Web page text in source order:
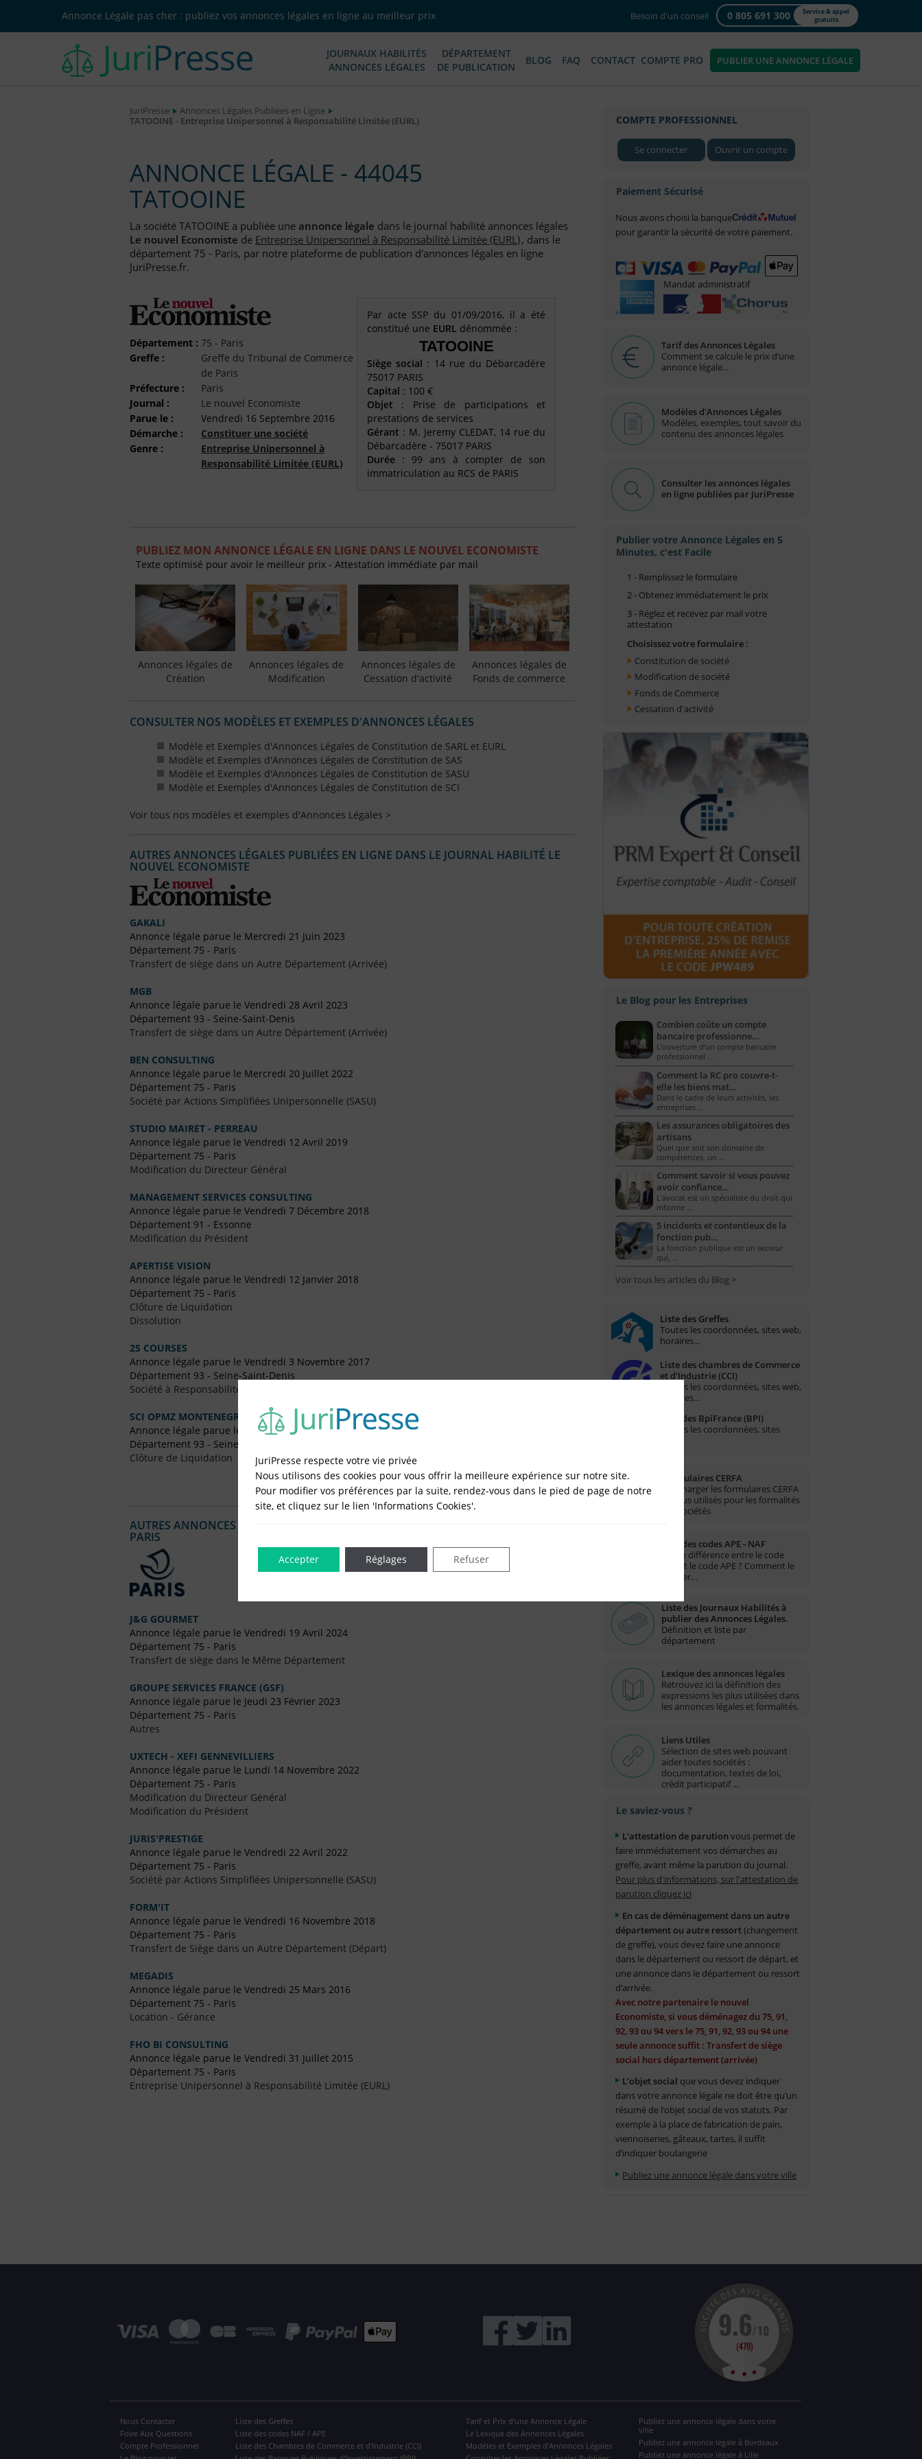
Annonce Légale pas cher : publiez vos annonces légales en ligne au meilleur prix Besoin d'un conseil 0 805 691 300
Service & appel
gratuits
JOURNAUX HABILITÉS
ANNONCES LÉGALES
DÉPARTEMENT
DE PUBLICATION
BLOG FAQ CONTACT COMPTE PRO PUBLIER UNE ANNONCE LÉGALE
JuriPresse
Annonces Légales Publiées en Ligne
TATOOINE - Entreprise Unipersonnel à Responsabilité Limitée (EURL)
ANNONCE LÉGALE - 44045
TATOOINE
La société TATOOINE a publiée une annonce légale dans le journal habilité annonces légales
Le nouvel Economiste de Entreprise Unipersonnel à Responsabilité Limitée (EURL), dans le
département 75 - Paris, par notre plateforme de publication d'annonces légales en ligne
JuriPresse.fr.
Département : 75 - Paris
Greffe :
Greffe du Tribunal de Commerce
de Paris
Préfecture :
Paris
Journal :
Le nouvel Economiste
Parue le :
Vendredi 16 Septembre 2016
Démarche :
Constituer une société
Genre :
Entreprise Unipersonnel à
Responsabilité Limitée (EURL)
Par acte SSP du 01/09/2016, il a été
constitué une EURL dénommée :
TATOOINE
Siège social : 14 rue du Débarcadère
75017 PARIS
Capital : 100 €
Objet : Prise de participations et
prestations de services
Gérant : M. Jeremy CLEDAT, 14 rue du
Débarcadère - 75017 PARIS
Durée : 99 ans à compter de son
immatriculation au RCS de PARIS
PUBLIEZ MON ANNONCE LÉGALE EN LIGNE DANS LE NOUVEL ECONOMISTE
Texte optimisé pour avoir le meilleur prix - Attestation immédiate par mail
Annonces légales de
Création
Annonces légales de
Modification
Annonces légales de
Cessation d'activité
Annonces légales de
Fonds de commerce
CONSULTER NOS MODÈLES ET EXEMPLES D'ANNONCES LÉGALES
Modèle et Exemples d'Annonces Légales de Constitution de SARL et EURL
Modèle et Exemples d'Annonces Légales de Constitution de SAS
Modèle et Exemples d'Annonces Légales de Constitution de SASU
Modèle et Exemples d'Annonces Légales de Constitution de SCI
Voir tous nos modèles et exemples d'Annonces Légales >
AUTRES ANNONCES LÉGALES PUBLIÉES EN LIGNE DANS LE JOURNAL HABILITÉ LE
NOUVEL ECONOMISTE
GAKALI
Annonce légale parue le Mercredi 21 Juin 2023
Département 75 - Paris
Transfert de siège dans un Autre Département (Arrivée)
MGB
Annonce légale parue le Vendredi 28 Avril 2023
Département 93 - Seine-Saint-Denis
Transfert de siège dans un Autre Département (Arrivée)
BEN CONSULTING
Annonce légale parue le Mercredi 20 Juillet 2022
Département 75 - Paris
Société par Actions Simplifiées Unipersonnelle (SASU)
STUDIO MAIRET - PERREAU
Annonce légale parue le Vendredi 12 Avril 2019
Département 75 - Paris
Modification du Directeur Général
MANAGEMENT SERVICES CONSULTING
Annonce légale parue le Vendredi 7 Décembre 2018
Département 91 - Essonne
Modification du Président
APERTISE VISION
Annonce légale parue le Vendredi 12 Janvier 2018
Département 75 - Paris
Clôture de Liquidation
Dissolution
2S COURSES
Annonce légale parue le Vendredi 3 Novembre 2017
Département 93 - Seine-Saint-Denis
Société à Responsabilité Limitée (SARL)
SCI OPMZ MONTENEGRO
Annonce légale parue le Vendredi 26 Mai 2017
Département 93 - Seine-Saint-Denis
Clôture de Liquidation
AUTRES ANNONCES LÉGALES PUBLIÉES EN LIGNE DANS LE DÉPARTEMENT DU 75 -
PARIS
J&G GOURMET
Annonce légale parue le Vendredi 19 Avril 2024
Département 75 - Paris
Transfert de siège dans le Même Département
GROUPE SERVICES FRANCE (GSF)
Annonce légale parue le Jeudi 23 Février 2023
Département 75 - Paris
Autres
UXTECH - XEFI GENNEVILLIERS
Annonce légale parue le Lundi 14 Novembre 2022
Département 75 - Paris
Modification du Directeur Général
Modification du Président
JURIS'PRESTIGE
Annonce légale parue le Vendredi 22 Avril 2022
Département 75 - Paris
Société par Actions Simplifiées Unipersonnelle (SASU)
FORM'IT
Annonce légale parue le Vendredi 16 Novembre 2018
Département 75 - Paris
Transfert de Siège dans un Autre Département (Départ)
MEGADIS
Annonce légale parue le Vendredi 25 Mars 2016
Département 75 - Paris
Location - Gérance
FHO BI CONSULTING
Annonce légale parue le Vendredi 31 Juillet 2015
Département 75 - Paris
Entreprise Unipersonnel à Responsabilité Limitée (EURL)
COMPTE PROFESSIONNEL
Se connecter Ouvrir un compte
Paiement Sécurisé
Nous avons choisi la banque
pour garantir la sécurité de votre paiement.
Mandat administratif
Tarif des Annonces Légales
Comment se calcule le prix d’une
annonce légale...
Modèles d'Annonces Légales
Modèles, exemples, tout savoir du
contenu des annonces légales
Consulter les annonces légales
en ligne publiées par JuriPresse
Publier votre Annonce Légales en 5
Minutes, c'est Facile
1 - Remplissez le formulaire
2 - Obtenez immédiatement le prix
3 - Réglez et recevez par mail votre
attestation
Choisissez votre formulaire :
Constitution de société
Modification de société
Fonds de Commerce
Cessation d'activité
Le Blog pour les Entreprises
Combien coûte un compte
bancaire professionne…
L’ouverture d’un compte bancaire
professionnel …
Comment la RC pro couvre-t-
elle les biens mat…
Dans le cadre de leurs activités, les
entreprises …
Les assurances obligatoires des
artisans
Quel que soit son domaine de
compétences, un …
Comment savoir si vous pouvez
avoir confiance…
L'avocat est un spécialiste du droit qui
informe …
5 incidents et contentieux de la
fonction pub…
La fonction publique est un secteur
qui, …
Voir tous les articles du Blog >
Liste des Greffes
Toutes les coordonnées, sites web,
horaires...
Liste des chambres de Commerce
et d'Industrie (CCI)
Toutes les coordonnées, sites web,
horaires...
Liste des BpiFrance (BPI)
Toutes les coordonnées, sites
Formulaires CERFA
Télécharger les formulaires CERFA
les plus utilisés pour les formalités
des sociétés
Liste des codes APE - NAF
Quelle différence entre le code
NAF et le code APE ? Comment le
trouver…
Liste des Journaux Habilités à
publier des Annonces Légales.
Définition et liste par
département
Lexique des annonces légales
Retrouvez ici la définition des
expressions les plus utilisées dans
les annonces légales et formalités.
Liens Utiles
Sélection de sites web pouvant
aider toutes sociétés :
documentation, textes de loi,
crédit participatif ...
Le saviez-vous ?
L'attestation de parution vous permet de
faire immédiatement vos démarches au
greffe, avant même la parution du journal.
Pour plus d'informations, sur l'attestation de
parution cliquez ici
En cas de déménagement dans un autre
département ou autre ressort(changement
de greffe), vous devez faire une annonce
dans le département ou ressort de départ, et
une annonce dans le département ou ressort
d’arrivée.
Avec notre partenaire le nouvel
Economiste, si vous déménagez du 75, 91,
92, 93 ou 94 vers le 75, 91, 92, 93 ou 94 une
seule annonce suffit : Transfert de siège
social hors département (arrivée)
L’objet social que vous devez indiquer
dans votre annonce légale ne doit être qu’un
résumé de l’objet social de vos statuts. Par
exemple à la place de fabrication de pain,
viennoiseries, gâteaux, tartes, il suffit
d’indiquer boulangerie
Publiez une annonce légale dans votre ville
Nous Contacter
Foire Aux Questions
Compte Professionnel
Liste des Greffes
Liste des codes NAF / APE
Liste des Chambres de Commerce et d'Industrie (CCI)
Tarif et Prix d'une Annonce Légale
Le Lexique des Annonces Légales
Modèles et Exemples d'Annonces Légales
Publiez une annonce légale dans votre
ville
Publiez une annonce légale à Bordeaux
Publiez une annonce légale à Lille
JuriPresse respecte votre vie privée
Nous utilisons des cookies pour vous offrir la meilleure expérience sur notre site.
Pour modifier vos préférences par la suite, rendez-vous dans le pied de page de notre
site, et cliquez sur le lien 'Informations Cookies'.
Accepter Refuser
Réglages